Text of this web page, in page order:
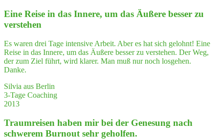
gen­
ren,
dass
ich
ICH
Eine Rei­se in das Inne­re, um das Äuße­re bes­ser zu
verstehen
Es waren drei Tage intensive Arbeit. Aber es hat sich gelohnt! Eine
Reise in das Innere, um das Äußere besser zu verstehen. Der Weg,
der zum Ziel führt, wird klarer. Man muß nur noch losgehen.
Danke.
Silvia aus Berlin
3-Tage Coaching
2013
Traum­rei­sen haben mir bei der Gene­sung nach
schwe­rem Burn­out sehr geholfen.